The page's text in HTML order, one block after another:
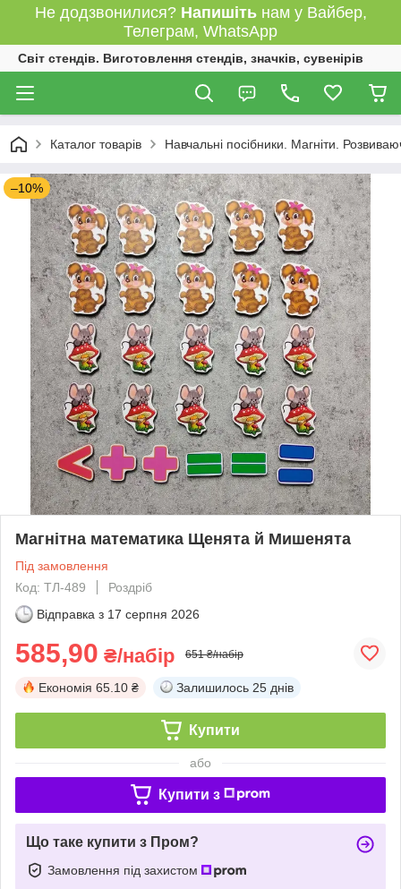
Не додзвонилися? Напишітьнам у Вайбер,
Телеграм, WhatsApp
Світ стендів. Виготовлення стендів, значків, сувенірів
Каталог товарів Навчальні посібники. Магніти.
–10%
Магнітна математика Щенята й Мишенята
Під замовлення
Код: ТЛ-489
Роздріб
Відправка з 17 серпня 2026
585,90 ₴/набір 651 ₴/набір
Економія 65.10 ₴ Залишилось 25 днів
Купити
або
Купити з
Що таке купити з Пром?
Замовлення під захистом